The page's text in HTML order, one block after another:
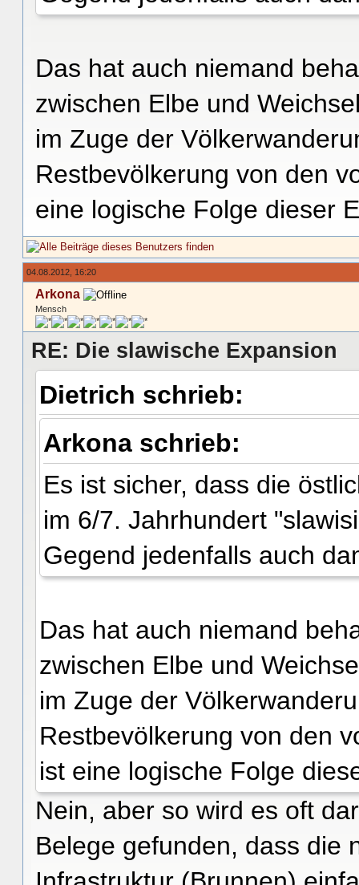
Das hat auch niemand
zwischen Elbe und
im Zuge der
Restbevölkerung von den
eine logische Folge dieser
04.08.2012, 16:20
Arkona
Mensch
RE: Die slawische Expansion
Dietrich schrieb:
Arkona schrieb:
Es ist sicher, dass die
im 6/7. Jahrhundert
Gegend jedenfalls auch
Das hat auch niemand
zwischen Elbe und
im Zuge der
Restbevölkerung von den
ist eine logische Folge
Nein, aber so wird es oft
Belege gefunden, dass die